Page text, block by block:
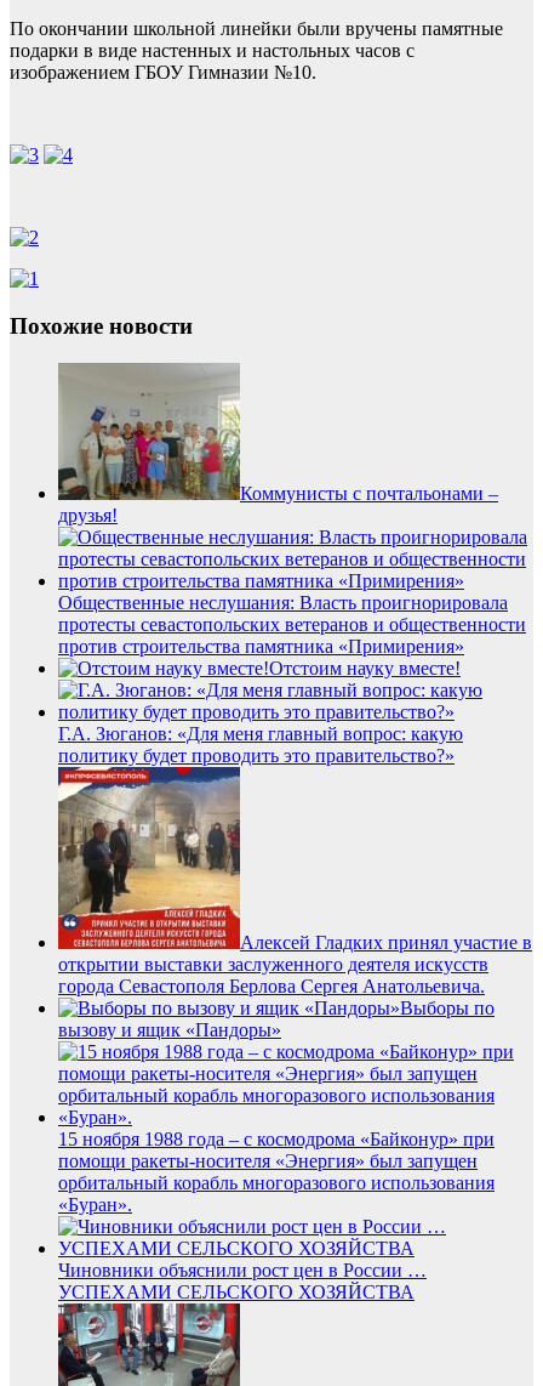
По окончании школьной линейки были вручены памятные
подарки в виде настенных и настольных часов с
изображением ГБОУ Гимназии №10.
Похожие новости
Коммунисты с почтальонами –
друзья!
Общественные неслушания: Власть проигнорировала
протесты севастопольских ветеранов и общественности
против строительства памятника «Примирения»
Отстоим науку вместе!
Г.А. Зюганов: «Для меня главный вопрос: какую
политику будет проводить это правительство?»
Алексей Гладких принял участие в
открытии выставки заслуженного деятеля искусств
города Севастополя Берлова Сергея Анатольевича.
Выборы по
вызову и ящик «Пандоры»
15 ноября 1988 года – с космодрома «Байконур» при
помощи ракеты-носителя «Энергия» был запущен
орбитальный корабль многоразового использования
«Буран».
Чиновники объяснили рост цен в России …
УСПЕХАМИ СЕЛЬСКОГО ХОЗЯЙСТВА